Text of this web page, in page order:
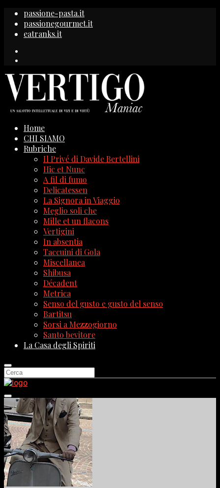
passione-pasta.it
passionegourmet.it
eatranks.it
Home
CHI SIAMO
Rubriche
Il Privé di Davide Bertellini
Hic et Nunc
A fil di fumo
Delicatessen
La Signora in Viaggio
Meglio soli che
Mille et un flacons
Vertigini
In absentia
Taccuini di Gola
Miscellanea
Shibusa
Décadent
Metrica
Senso del gusto e gusto del senso
Bartitsu
Sorsi a Mezzogiorno
Santo bevitore
La Casa degli Spiriti